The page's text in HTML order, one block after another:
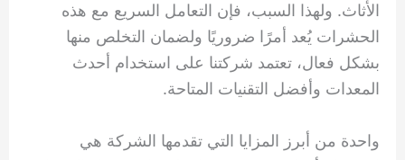
الأثاث. ولهذا السبب، فإن التعامل السريع مع هذه
الحشرات يُعد أمرًا ضروريًا ولضمان التخلص منها
بشكل فعال، تعتمد شركتنا على استخدام أحدث
المعدات وأفضل التقنيات المتاحة.
واحدة من أبرز المزايا التي تقدمها الشركة هي